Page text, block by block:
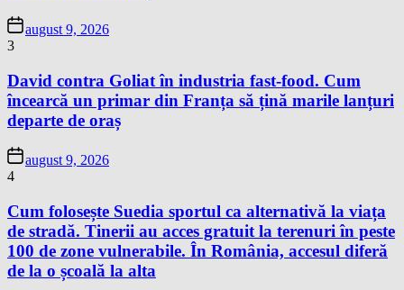
august 9, 2026
3
David contra Goliat în industria fast-food. Cum
încearcă un primar din Franța să țină marile lanțuri
departe de oraș
august 9, 2026
4
Cum folosește Suedia sportul ca alternativă la viața
de stradă. Tinerii au acces gratuit la terenuri în peste
100 de zone vulnerabile. În România, accesul diferă
de la o școală la alta